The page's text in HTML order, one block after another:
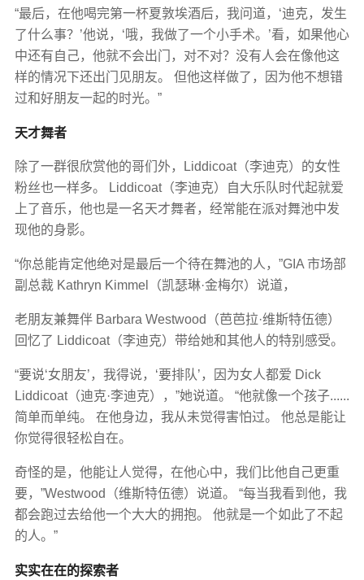
“最后，在他喝完第一杯夏敦埃酒后，我问道，‘迪克，发生
了什么事？’他说，‘哦，我做了一个小手术。’看，如果他心
中还有自己，他就不会出门，对不对？没有人会在像他这
样的情况下还出门见朋友。 但他这样做了，因为他不想错
过和好朋友一起的时光。”
天才舞者
除了一群很欣赏他的哥们外，Liddicoat（李迪克）的女性
粉丝也一样多。 Liddicoat（李迪克）自大乐队时代起就爱
上了音乐，他也是一名天才舞者，经常能在派对舞池中发
现他的身影。
“你总能肯定他绝对是最后一个待在舞池的人，”GIA 市场部
副总裁 Kathryn Kimmel（凯瑟琳·金梅尔）说道，
老朋友兼舞伴 Barbara Westwood（芭芭拉·维斯特伍德）
回忆了 Liddicoat（李迪克）带给她和其他人的特别感受。
“要说‘女朋友’，我得说，‘要排队’，因为女人都爱 Dick
Liddicoat（迪克·李迪克），”她说道。 “他就像一个孩子......
简单而单纯。 在他身边，我从未觉得害怕过。 他总是能让
你觉得很轻松自在。
奇怪的是，他能让人觉得，在他心中，我们比他自己更重
要，”Westwood（维斯特伍德）说道。 “每当我看到他，我
都会跑过去给他一个大大的拥抱。 他就是一个如此了不起
的人。”
实实在在的探索者